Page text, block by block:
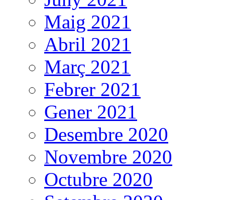
Maig 2021
Abril 2021
Març 2021
Febrer 2021
Gener 2021
Desembre 2020
Novembre 2020
Octubre 2020